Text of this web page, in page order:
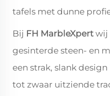
tafels met dunne
Bij FH MarbleXpert wij
gesinterde steen- en
een strak, slank
tot zwaar uitziende